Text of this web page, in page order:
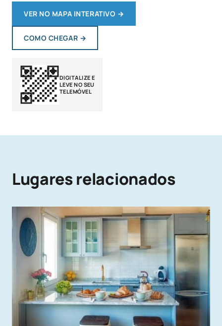
VER NO MAPA INTERATIVO →
COMO CHEGAR →
DIGITALIZE E
LEVE NO SEU
TELEMÓVEL
Lugares relacionados